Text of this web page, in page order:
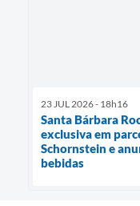
23 JUL 2026 - 18h16
Santa Bárbara
exclusiva em
Schornstein e
bebidas